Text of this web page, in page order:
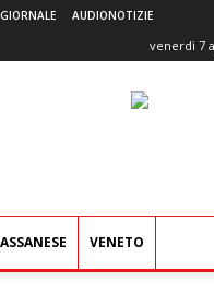
AUDIONOTIZIE
venerdì 7
VENETO